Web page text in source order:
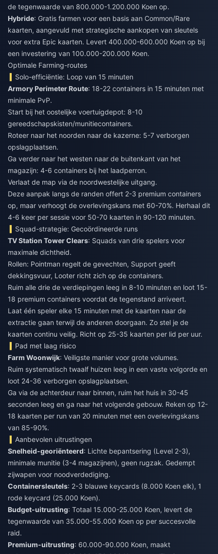
de tegenwaarde van 800.000-1.200.000 Koen op.
Hybride: Gratis farmen voor een basis aan Common/Rare
kaarten, aangevuld met strategische aankopen van sleutels
voor extra Epic kaarten. Levert 400.000-600.000 Koen op bij
een investering van 100.000-200.000 Koen.
Optimale Farming-routes
Solo-efficiëntie: Loop van 15 minuten
Armory Perimeter Route: 18-22 containers in 15 minuten met
minimale PvP.
Start bij het oostelijke voertuigdepot: 8-10
gereedschapskisten/munitiecontainers.
Roteer naar het noorden naar de kazerne: 5-7 verborgen
opslagplaatsen.
Ga verder naar het westen naar de buitenkant van het
magazijn: 4-6 containers bij het laadperron.
Verlaat de map via de noordwestelijke uitgang.
Deze aanpak langs de randen offert 2-3 premium containers
op, maar verhoogt de overlevingskans met 60-70%. Herhaal dit
4-6 keer per sessie voor 50-70 kaarten in 90-120 minuten.
Squad-strategie: Gecoördineerde runs
TV Station Tower Clears: Squads van drie spelers voor
maximale dichtheid.
Rollen: Pointman regelt de gevechten, Support geeft
dekkingsvuur, Looter richt zich op de containers.
Ruim alle drie de verdiepingen leeg in 8-10 minuten en loot 15-
18 premium containers voordat de tegenstand arriveert.
Laat één speler elke 15 minuten met de kaarten naar de
extractie gaan terwijl de anderen doorgaan. Zo stel je de
kaarten continu veilig. Richt op 25-35 kaarten per lid per uur.
Pad met laag risico
Farm Woonwijk: Veiligste manier voor grote volumes.
Ruim systematisch twaalf huizen leeg in een vaste volgorde en
loot 24-36 verborgen opslagplaatsen.
Ga via de achterdeur naar binnen, ruim het huis in 30-45
seconden leeg en ga naar het volgende gebouw. Reken op 12-
18 kaarten per run van 20 minuten met een overlevingskans
van 85-90%.
Aanbevolen uitrustingen
Snelheid-georiënteerd: Lichte bepantsering (Level 2-3),
minimale munitie (3-4 magazijnen), geen rugzak. Gedempt
zijwapen voor noodverdediging.
Containersleutels: 2-3 blauwe keycards (8.000 Koen elk), 1
rode keycard (25.000 Koen).
Budget-uitrusting: Totaal 15.000-25.000 Koen, levert de
tegenwaarde van 35.000-55.000 Koen op per succesvolle
raid.
Premium-uitrusting: 60.000-90.000 Koen, maakt